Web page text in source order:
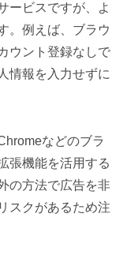
ービスですが、よ
。例えば、ブラウ
ウント登録なしで
情報を入力せずに
などのブラ
張機能を活用する
の方法で広告を非
スクがあるため注